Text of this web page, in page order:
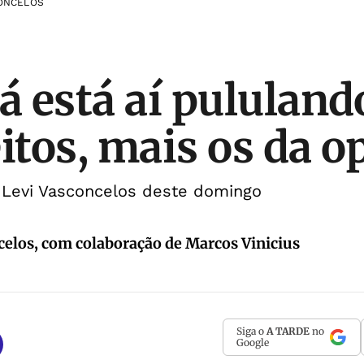
está aí
mais os da
Vasconcelos deste domingo
com colaboração de Marcos Vinicius
Siga o A TARDE no
Google